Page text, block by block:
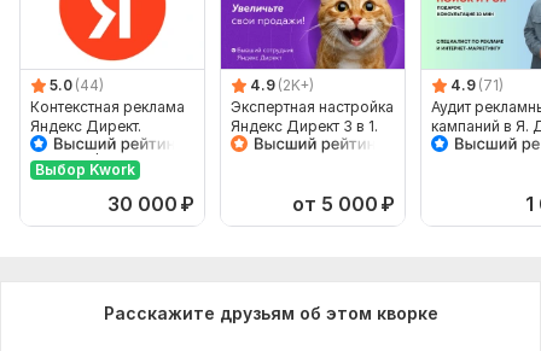
5.0 (44)
Контекстная реклама
Яндекс Директ.
Ведение рекламных
кампаний
Выбор Kwork
30 000 ₽
4.9 (2K+)
Экспертная настройка
Яндекс Директ 3 в 1.
Поиск, РСЯ и
от 5 000 ₽
4.9 (71)
Аудит
кампаний в Я.
- Поиск, РСЯ, и
Расскажите друзьям об этом кворке